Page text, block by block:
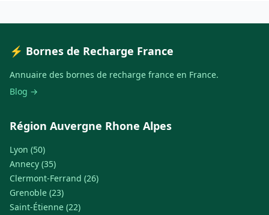
⚡ Bornes de Recharge France
Annuaire des bornes de recharge france en France.
Blog →
Région Auvergne Rhone Alpes
Lyon (50)
Annecy (35)
Clermont-Ferrand (26)
Grenoble (23)
Saint-Étienne (22)